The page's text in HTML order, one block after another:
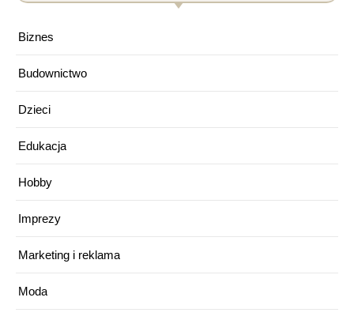
Biznes
Budownictwo
Dzieci
Edukacja
Hobby
Imprezy
Marketing i reklama
Moda